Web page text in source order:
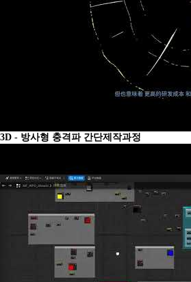
3D - 방사형 충격파 간단제작과정